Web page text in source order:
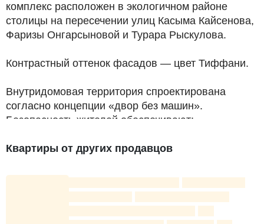
комплекс расположен в экологичном районе
столицы на пересечении улиц Касыма Кайсенова,
Фаризы Онгарсыновой и Турара Рыскулова.
Контрастный оттенок фасадов — цвет Тиффани.
Внутридомовая территория спроектирована
согласно концепции «двор без машин».
Безопасность жителей обеспечивают:
Детские и спортивные площадки
Беговые и велодорожки
Квартиры от других продавцов